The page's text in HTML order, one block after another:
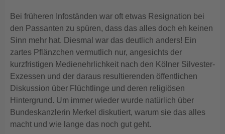
Bei früheren Infoständen war oft etwas Resignation bei
den Passanten zu spüren, dass das alles doch eh keinen
Sinn mehr hat. Diesmal war das deutlich anders! Ein
zartes Pflänzchen vermutlich nur, angesichts der
kurzfristigen Medienehrlichkeit nach den Kölner Silvester-
Exzessen und der daraus resultierenden öffentlichen
Diskussion über Flüchtlinge und deren religiösen
Hintergrund. Um immer wieder wurde natürlich über
Bundeskanzlerin Merkel diskutiert, warum sie das alles
macht und wie lange das noch gut geht.